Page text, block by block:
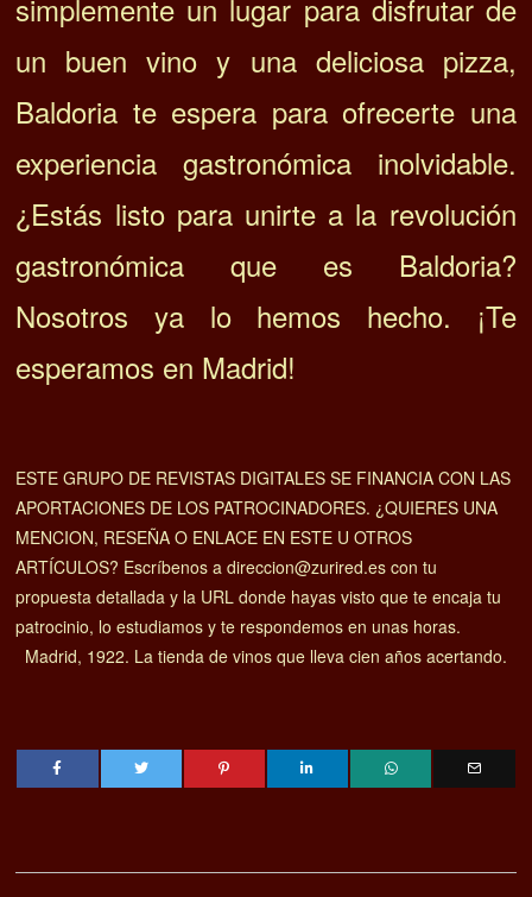
simplemente un lugar para disfrutar de
un buen vino y una deliciosa pizza,
Baldoria te espera para ofrecerte una
experiencia gastronómica inolvidable.
¿Estás listo para unirte a la revolución
gastronómica que es Baldoria?
Nosotros ya lo hemos hecho. ¡Te
esperamos en Madrid!
ESTE GRUPO DE REVISTAS DIGITALES SE FINANCIA CON LAS
APORTACIONES DE LOS PATROCINADORES. ¿QUIERES UNA
MENCION, RESEÑA O ENLACE EN ESTE U OTROS
ARTÍCULOS? Escríbenos a direccion@zurired.es con tu
propuesta detallada y la URL donde hayas visto que te encaja tu
patrocinio, lo estudiamos y te respondemos en unas horas.
Madrid, 1922. La tienda de vinos que lleva cien años acertando.